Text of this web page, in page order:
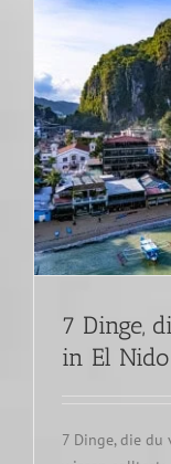
7 Dinge,
in El
7 Dinge, die